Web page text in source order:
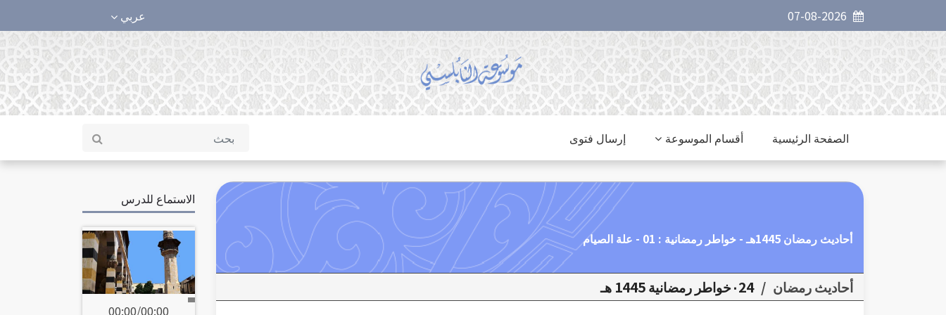
عربي
الصفحة الرئيسية أقسام الموسوعة إرسال فتوى
أحاديث رمضان 1445هـ - خواطر رمضانية : 01 - علة الصيام
أحاديث رمضان / ٠24خواطر رمضانية 1445 هـ
الاستماع للدرس
00:00/00:00